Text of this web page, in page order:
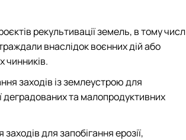
рекультивації земель, в тому
внаслідок воєнних дій або
чинників.
заходів із землеустрою для
деградованих та малопродуктивних
для запобігання ерозії,